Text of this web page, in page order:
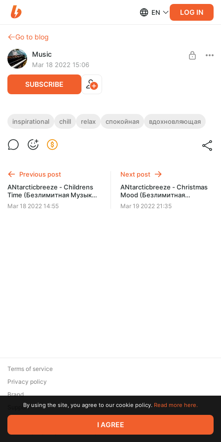
EN LOG IN
Go to blog
Music
Mar 18 2022 15:06
SUBSCRIBE
ANtarcticbreeze - Chillout (Безлимитная
Вебсайтов и других проектов.
Вебсайтов и других проектов.
inspirational chill relax спокойная вдохновляющая
Previous post
ANtarcticbreeze - Childrens
Time (Безлимитная Музыка)
Подходит для Видео,
Рекламы, Вебсайтов и
Mar 18 2022 14:55
Next post
ANtarcticbreeze - Christmas
Mood (Безлимитная
Музыка) Подходит для
Видео, Рекламы, Вебсайтов
Mar 19 2022 21:35
© 2026 Zaya Solutions Limited. All rights reserved. All trademarks
are the property of their respective owners.
Terms of service
Privacy policy
Brand
SupportBy using the site, you agree to our cookie policy. Read more here.
I AGREE